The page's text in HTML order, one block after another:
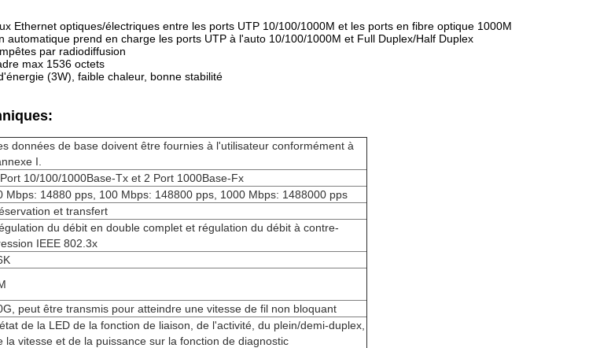
Ethernet optiques/électriques entre les ports UTP 10/100/1000M et les ports en fibre optique 1000M
automatique prend en charge les ports UTP à l'auto 10/100/1000M et Full Duplex/Half Duplex
par radiodiffusion
max 1536 octets
(3W), faible chaleur, bonne stabilité
données de base doivent être fournies à l'utilisateur conformément à
I.
10/100/1000Base-Tx et 2 Port 1000Base-Fx
Mbps: 14880 pps, 100 Mbps: 148800 pps, 1000 Mbps: 1488000 pps
et transfert
du débit en double complet et régulation du débit à contre-
IEEE 802.3x
peut être transmis pour atteindre une vitesse de fil non bloquant
de la LED de la fonction de liaison, de l'activité, du plein/demi-duplex,
la vitesse et de la puissance sur la fonction de diagnostic